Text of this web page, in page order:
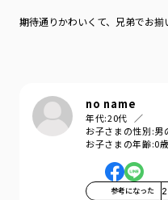
期待通りかわいくて、兄弟でお揃
no name
年代:20代
お子さまの性別:男
お子さまの年齢:0歳
参考になった 2
ミモザの上品な刺繍が施されてい
安心して着用していただけます。
■素材
本体部分 トップス・ボトムス共
ホームケアの際は洗濯ネットに入
刺繍部分などのダメージを防いでく